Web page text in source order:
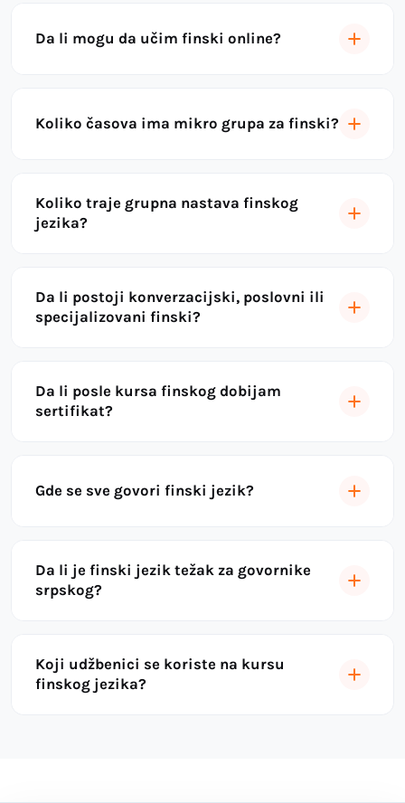
Da li mogu da učim finski online?
Koliko časova ima mikro grupa za finski?
Koliko traje grupna nastava finskog
jezika?
Da li postoji konverzacijski, poslovni ili
specijalizovani finski?
Da li posle kursa finskog dobijam
sertifikat?
Gde se sve govori finski jezik?
Da li je finski jezik težak za govornike
srpskog?
Koji udžbenici se koriste na kursu
finskog jezika?